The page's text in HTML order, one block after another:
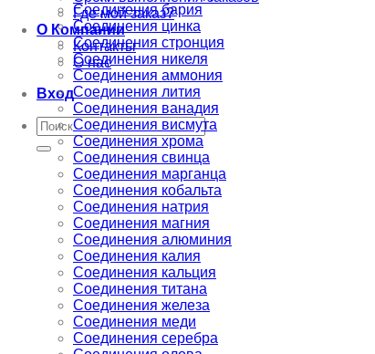
Где мой заказ?
О Компании
Контакты
О нас
Вход
Искать:
Соединения бария
Соединения цинка
Соединения стронция
Соединения никеля
Соединения аммония
Соединения лития
Соединения ванадия
Соединения висмута
Соединения хрома
Соединения свинца
Соединения марганца
Соединения кобальта
Соединения натрия
Соединения магния
Соединения алюминия
Соединения калия
Соединения кальция
Соединения титана
Соединения железа
Соединения меди
Соединения серебра